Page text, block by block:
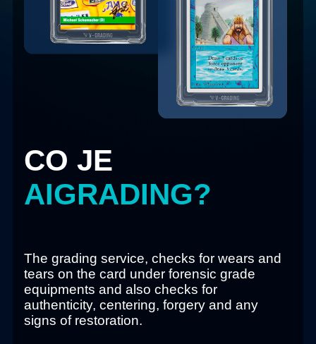
CO JE
AIGRADING?
The grading service, checks for wears and
tears on the card under forensic grade
equipments and also checks for
authenticity, centering, forgery and any
signs of restoration.